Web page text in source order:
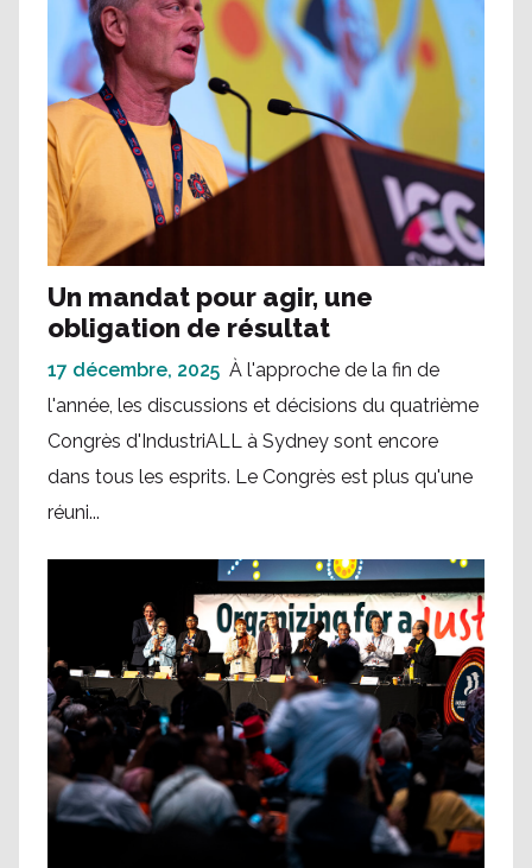
Un mandat pour agir, une
obligation de résultat
17 décembre, 2025 À l'approche de la fin de
l'année, les discussions et décisions du quatrième
Congrès d'IndustriALL à Sydney sont encore
dans tous les esprits. Le Congrès est plus qu'une
réuni...